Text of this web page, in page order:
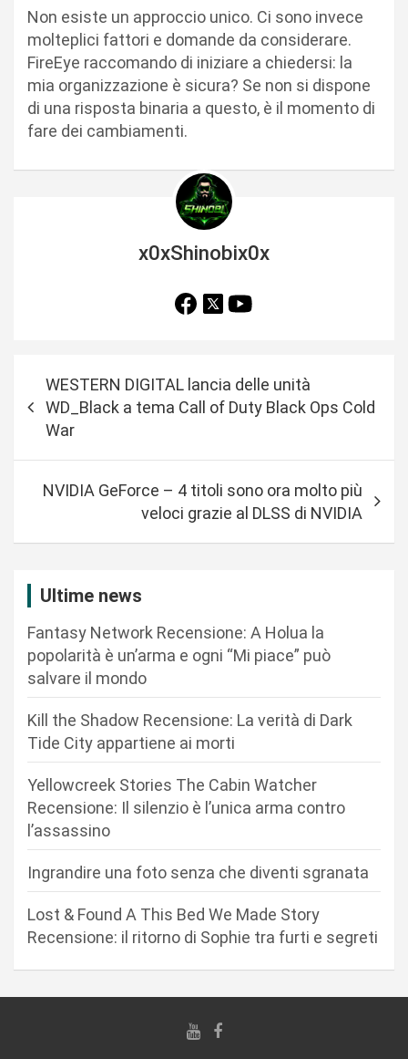
Non esiste un approccio unico. Ci sono invece
molteplici fattori e domande da considerare.
FireEye raccomando di iniziare a chiedersi: la
mia organizzazione è sicura? Se non si dispone
di una risposta binaria a questo, è il momento di
fare dei cambiamenti.
x0xShinobix0x
i
z
WESTERN DIGITAL lancia delle unità
WD_Black a tema Call of Duty Black Ops Cold
War
NVIDIA GeForce – 4 titoli sono ora molto più
veloci grazie al DLSS di NVIDIA
Ultime news
Fantasy Network Recensione: A Holua la
popolarità è un’arma e ogni “Mi piace” può
salvare il mondo
Kill the Shadow Recensione: La verità di Dark
Tide City appartiene ai morti
Yellowcreek Stories The Cabin Watcher
Recensione: Il silenzio è l’unica arma contro
l’assassino
Ingrandire una foto senza che diventi sgranata
Lost & Found A This Bed We Made Story
Recensione: il ritorno di Sophie tra furti e segreti